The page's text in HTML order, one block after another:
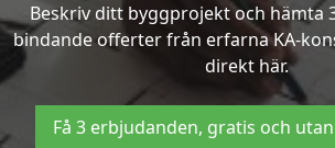
Beskriv ditt byggprojekt och hämta
bindande offerter från erfarna KA-
direkt här.
Få 3 erbjudanden, gratis och